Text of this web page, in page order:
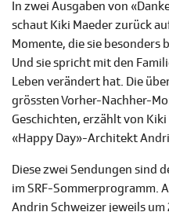
In zwei Ausgaben von
schaut Kiki Maeder zurück
Momente, die sie besonders
Und sie spricht mit den
Leben verändert hat. Die
grössten Vorher-Nachher-
Geschichten, erzählt von
«Happy Day»-Architekt
Diese zwei Sendungen sind
im SRF-Sommerprogramm.
Andrin Schweizer jeweils um